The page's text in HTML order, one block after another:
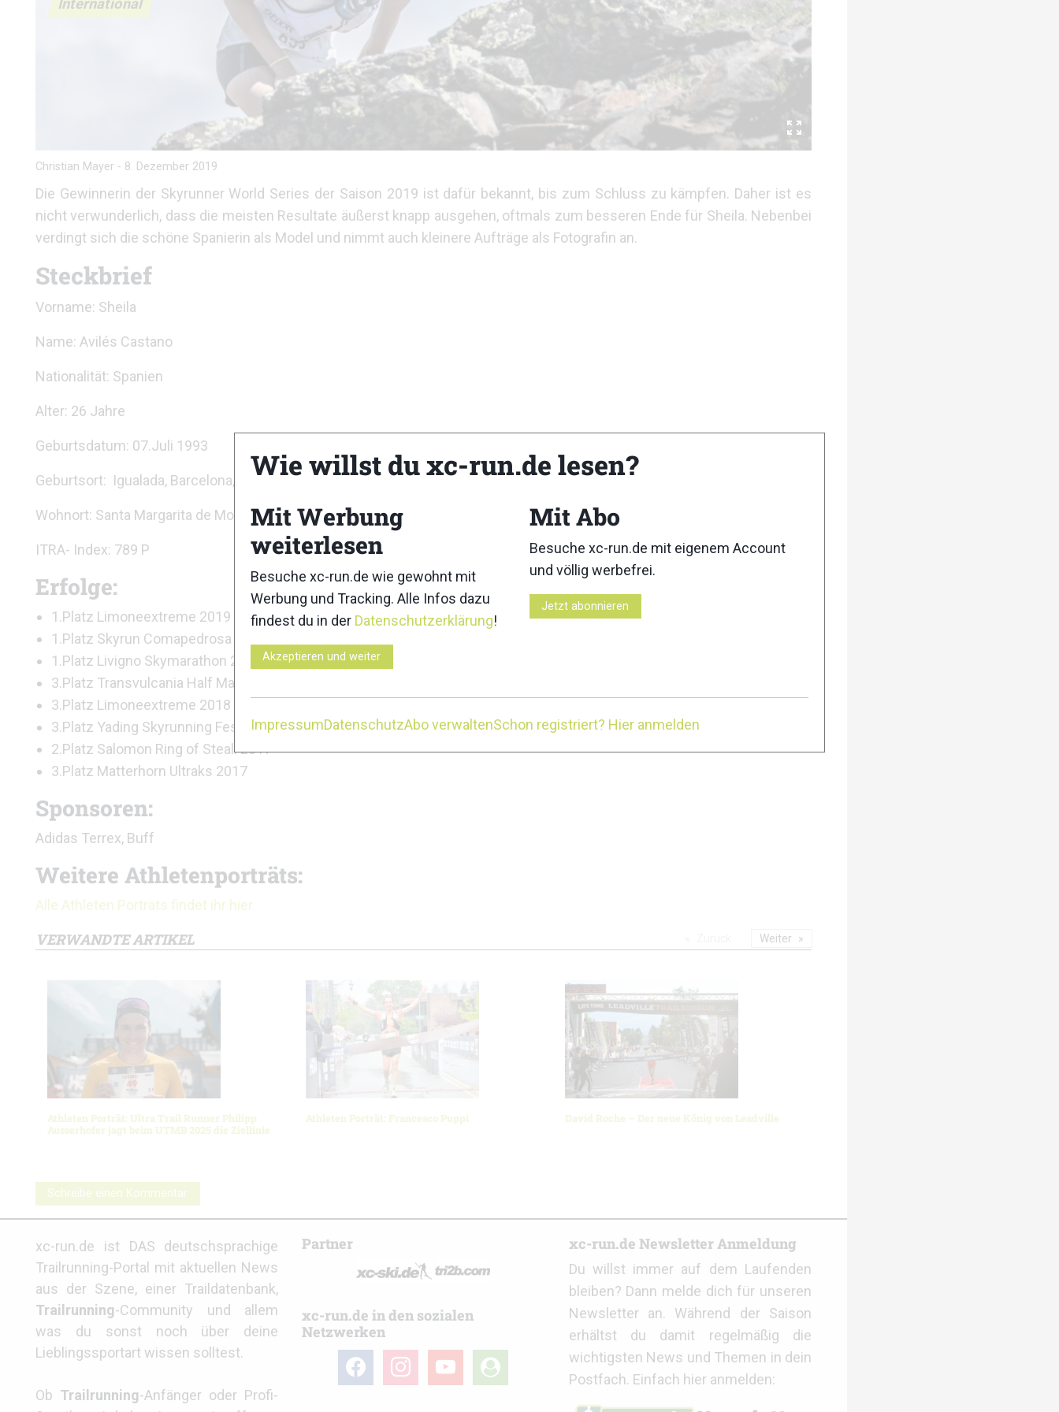
Christian Mayer - 8. Dezember 2019
Die Gewinnerin der Skyrunner World Series der Saison 2019 ist dafür bekannt, bis zum Schluss zu kämpfen. Daher ist es
nicht verwunderlich, dass die meisten Resultate äußerst knapp ausgehen, oftmals zum besseren Ende für Sheila. Nebenbei
verdingt sich die schöne Spanierin als Model und nimmt auch kleinere Aufträge als Fotografin an.
Steckbrief
Vorname: Sheila
Name: Avilés Castano
Nationalität: Spanien
Alter: 26 Jahre
Geburtsdatum: 07.Juli 1993
Geburtsort: Igualada, Barcelona, Spanien
Wohnort: Santa Margarita de Montbui, Barcelona, Spanien
ITRA- Index: 789 P
Erfolge:
1.Platz Limoneextreme 2019
1.Platz Skyrun Comapedrosa 2019
1.Platz Livigno Skymarathon 2019
3.Platz Transvulcania Half Marathon 2019
3.Platz Limoneextreme 2018
3.Platz Yading Skyrunning Festival 2018 – Skyrun
2.Platz Salomon Ring of Steall 2017
3.Platz Matterhorn Ultraks 2017
Sponsoren:
Adidas Terrex, Buff
Weitere Athletenporträts:
Alle Athleten Porträts findet ihr hier
VERWANDTE ARTIKEL
Athleten Porträt: Ultra Trail Runner Philipp
Ausserhofer jagt beim UTMB 2025 die Ziellinie
Athleten Porträt: Francesco Puppi David Roche – Der neue König von Leadville
Weiter
Schreibe einen Kommentar
xc-run.de ist DAS deutschsprachige
Trailrunning-Portal mit aktuellen News
aus der Szene, einer Traildatenbank,
Trailrunning-Community und allem
was du sonst noch über deine
Lieblingssportart wissen solltest.
Ob Trailrunning-Anfänger oder Profi-
Partner
xc-run.de in den sozialen
Netzwerken
facebookinstagramyoutube
user-
circle
xc-run.de Newsletter Anmeldung
Du willst immer auf dem Laufenden
bleiben? Dann melde dich für unseren
Newsletter an. Während der Saison
erhältst du damit regelmäßig die
wichtigsten News und Themen in dein
Postfach. Einfach hier anmelden:
Wie willst du xc-run.de lesen?
Mit Werbung
weiterlesen
Besuche xc-run.de wie gewohnt mit
Werbung und Tracking. Alle Infos dazu
findest du in der Datenschutzerklärung!
Akzeptieren und weiter
Mit Abo
Besuche xc-run.de mit eigenem Account
und völlig werbefrei.
Jetzt abonnieren
ImpressumDatenschutzAbo verwaltenSchon registriert? Hier anmelden